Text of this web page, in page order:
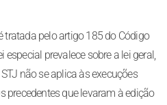
tratada pelo artigo 185 do Código
especial prevalece sobre a lei geral,
não se aplica às execuções
precedentes que levaram à edição